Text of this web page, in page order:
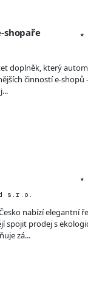
shopaře
★
doplněk, který
činností e-shopů
★
s.r.o.
nabízí elegantní
spojit prodej s
zá...